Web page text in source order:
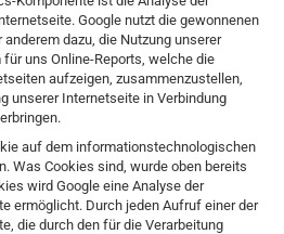
Google nutzt die gewonnenen
dazu, die Nutzung unserer
uns Online-Reports, welche die
aufzeigen, zusammenzustellen,
unserer Internetseite in Verbindung
auf dem informationstechnologischen
Was Cookies sind, wurde oben bereits
wird Google eine Analyse der
ermöglicht. Durch jeden Aufruf einer der
die durch den für die Verarbeitung